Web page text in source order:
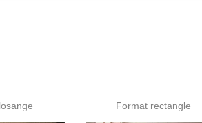
Format rectangle